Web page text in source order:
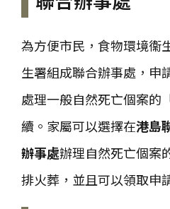
為方便市民，食物環境衞
生署組成聯合辦事處，申
處理一般自然死亡個案的
續。家屬可以選擇在港島
辦事處辦理自然死亡個案
排火葬，並且可以領取申